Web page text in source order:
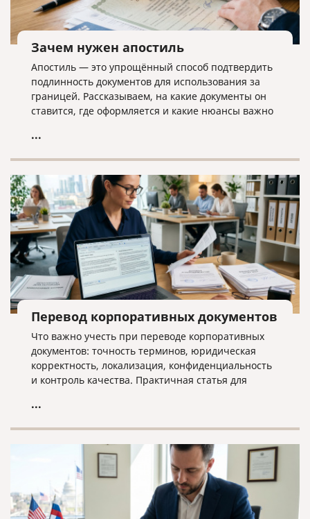
Зачем нужен апостиль
Апостиль — это упрощённый способ подтвердить
подлинность документов для использования за
границей. Рассказываем, на какие документы он
ставится, где оформляется и какие нюансы важно
...
Перевод корпоративных документов
Что важно учесть при переводе корпоративных
документов: точность терминов, юридическая
корректность, локализация, конфиденциальность
и контроль качества. Практичная статья для
...